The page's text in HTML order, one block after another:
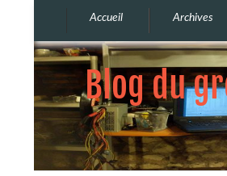
Accueil Archives
Blog du